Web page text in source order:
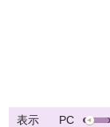
表示 PC